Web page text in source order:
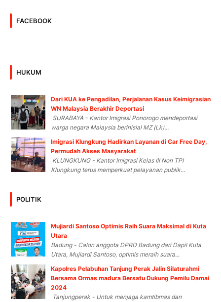
FACEBOOK
HUKUM
Dari KUA ke Pengadilan, Perjalanan Kasus Keimigrasian
WN Malaysia Berakhir Deportasi
SURABAYA – Kantor Imigrasi Ponorogo mendeportasi
warga negara Malaysia berinisial MZ (Lk)...
Imigrasi Klungkung Hadirkan Layanan di Car Free Day,
Permudah Akses Masyarakat
KLUNGKUNG - Kantor Imigrasi Kelas III Non TPI
Klungkung terus memperkuat pelayanan publik...
POLITIK
Mujiardi Santoso Optimis Raih Suara Maksimal di Kuta
Utara
Badung - Calon anggota DPRD Badung dari Dapil Kuta
Utara, Mujiardi Santoso, optimis meraih suara...
Kapolres Pelabuhan Tanjung Perak Jalin Silaturahmi
Bersama Ormas madura Bersatu Dukung Pemilu Damai
2024
Tanjungperak - Untuk menjaga kamtibmas dan